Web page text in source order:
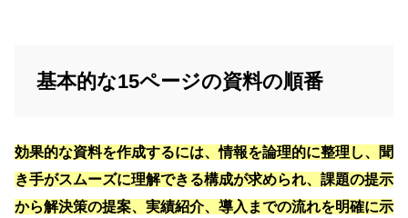
基本的な15ページの資料の順番
効果的な資料を作成するには、情報を論理的に整理し、聞
き手がスムーズに理解できる構成が求められ、課題の提示
から解決策の提案、実績紹介、導入までの流れを明確に示